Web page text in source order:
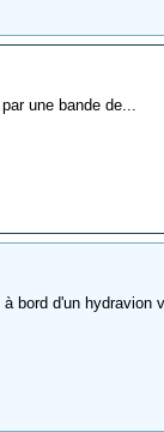
une bande de...
bord d'un hydravion